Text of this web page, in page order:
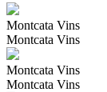
Montcata Vins
Montcata Vins
Montcata Vins
Montcata Vins